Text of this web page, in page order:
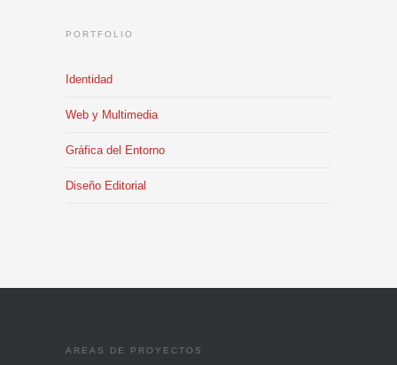
PORTFOLIO
Identidad
Web y Multimedia
Gráfica del Entorno
Diseño Editorial
AREAS DE PROYECTOS